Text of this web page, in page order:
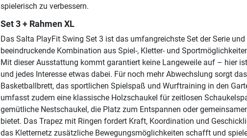
spielerisch zu verbessern.
Set 3 + Rahmen XL
Das Salta PlayFit Swing Set 3 ist das umfangreichste Set der Serie und
beeindruckende Kombination aus Spiel-, Kletter- und
Mit dieser Ausstattung kommt garantiert keine Langeweile auf – hier
und jedes Interesse etwas dabei. Für noch mehr Abwechslung sorgt
Basketballbrett, das sportlichen Spielspaß und Wurftraining in den
umfasst zudem eine klassische Holzschaukel für zeitlosen
gemütliche Nestschaukel, die Platz zum Entspannen oder
bietet. Das Trapez mit Ringen fordert Kraft, Koordination und
das Kletternetz zusätzliche Bewegungsmöglichkeiten schafft und